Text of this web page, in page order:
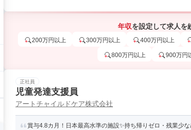
年収を設定して求人を
200万円以上 300万円以上 400万円以上
800万円以上 900万円
正社員
児童発達支援員
アートチャイルドケア株式会社
賞与4.8カ月！日本最高水準の施設✨持ち帰りゼロ・残業少な